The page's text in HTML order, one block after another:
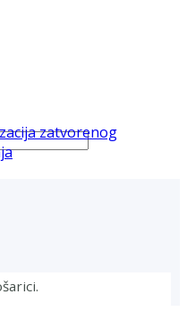
zatvorenog